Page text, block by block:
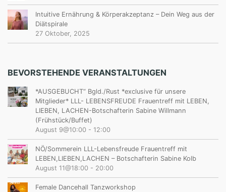
Intuitive Ernährung & Körperakzeptanz – Dein Weg aus der
Diätspirale
27 Oktober, 2025
BEVORSTEHENDE VERANSTALTUNGEN
*AUSGEBUCHT“ Bgld./Rust *exclusive für unsere
Mitglieder* LLL- LEBENSFREUDE Frauentreff mit LEBEN,
LIEBEN, LACHEN-Botschafterin Sabine Willmann
(Frühstück/Buffet)
August 9@10:00 - 12:00
NÖ/Sommerein LLL-Lebensfreude Frauentreff mit
LEBEN,LIEBEN,LACHEN – Botschafterin Sabine Kolb
August 11@18:00 - 20:00
Female Dancehall Tanzworkshop